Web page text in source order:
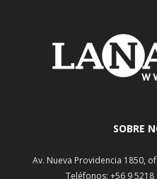
SOBRE
Av. Nueva Providencia 1850,
Teléfonos: +56 9